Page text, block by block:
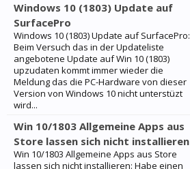
Windows 10 (1803) Update auf
SurfacePro
Windows 10 (1803) Update auf SurfacePro:
Beim Versuch das in der Updateliste
angebotene Update auf Win 10 (1803)
upzudaten kommt immer wieder die
Meldung das die PC-Hardware von dieser
Version von Windows 10 nicht unterstüzt
wird...
Win 10/1803 Allgemeine Apps aus
Store lassen sich nicht installieren
Win 10/1803 Allgemeine Apps aus Store
lassen sich nicht installieren: Habe einen